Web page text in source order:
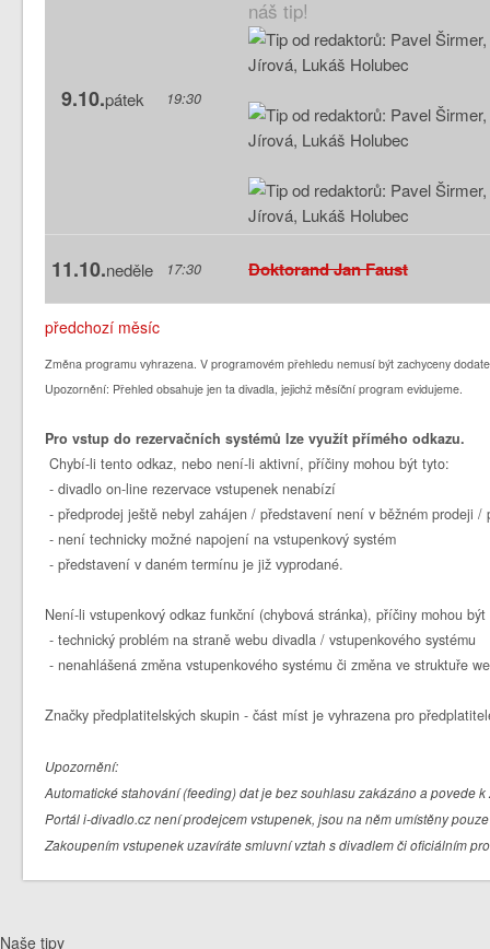
9.10.pátek 19:30
náš tip!
11.10.neděle 17:30 Doktorand Jan Faust
předchozí měsíc
Změna programu vyhrazena. V programovém přehledu nemusí být zachyceny
Upozornění: Přehled obsahuje jen ta divadla, jejichž měsíční program evidujeme.
Pro vstup do rezervačních systémů lze využít přímého odkazu.
Chybí-li tento odkaz, nebo není-li aktivní, příčiny mohou být tyto:
- divadlo on-line rezervace vstupenek nenabízí
- předprodej ještě nebyl zahájen / představení není v běžném prodeji /
- není technicky možné napojení na vstupenkový systém
- představení v daném termínu je již vyprodané.
Není-li vstupenkový odkaz funkční (chybová stránka), příčiny mohou
- technický problém na straně webu divadla / vstupenkového systému
- nenahlášená změna vstupenkového systému či změna ve struktuře
Značky předplatitelských skupin - část míst je vyhrazena pro
Upozornění:
Automatické stahování (feeding) dat je bez souhlasu zakázáno a povede
Portál i-divadlo.cz není prodejcem vstupenek, jsou na něm umístěny
Zakoupením vstupenek uzavíráte smluvní vztah s divadlem či oficiálním
Naše tipy